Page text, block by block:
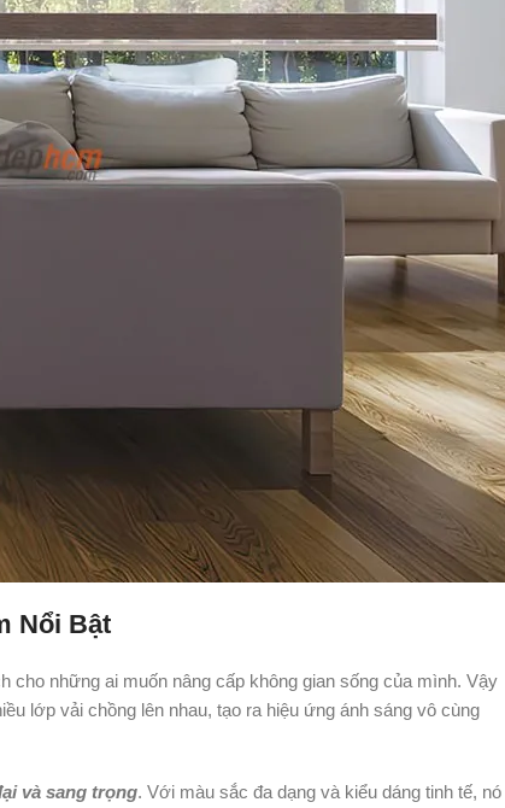
Nổi Bật
cho những ai muốn nâng cấp không gian sống của mình. Vậy
lớp vải chồng lên nhau, tạo ra hiệu ứng ánh sáng vô cùng
và sang trọng. Với màu sắc đa dạng và kiểu dáng tinh tế, nó